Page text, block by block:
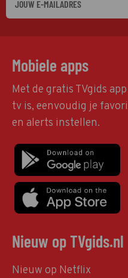
Mobiele apps
Met de gratis TVgids
tv is, eenvoudig je
en alerts instellen.
Nieuw op TVgids.nl
Nieuw op Netflix